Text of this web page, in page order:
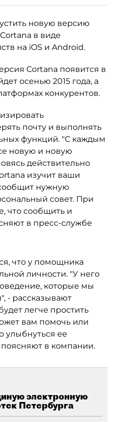
новую версию
в виде
на iOS и Android.
Cortana появится в
осенью 2015 года, а
конкурентов.
почту и выполнять
функций. "С каждым
новую и новую
действительно
изучит ваши
нужную
совет. При
что сообщить и
в пресс-службе
что у помощника
личности. "У него
которые мы
- рассказывают
легче простить
вам помочь или
улыбнуться ее
поясняют в компании.
электронную
Петербурга